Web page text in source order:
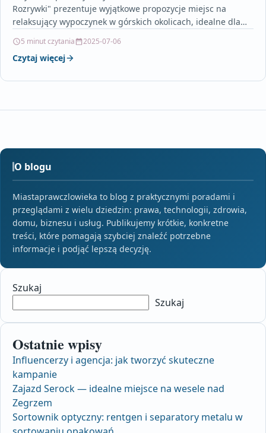
Rozrywki" prezentuje wyjątkowe propozycje miejsc na
relaksujący wypoczynek w górskich okolicach, idealne dla
5 minut czytania 2025-07-06
Czytaj więcej
O blogu
Miastaprawczlowieka to blog z praktycznymi poradami i
przeglądami z wielu dziedzin: prawa, technologii, zdrowia,
domu, biznesu i usług. Publikujemy krótkie, konkretne
treści, które pomagają szybciej znaleźć potrzebne
informacje i podjąć lepszą decyzję.
Szukaj
Szukaj
Ostatnie wpisy
Influencerzy i agencja: jak tworzyć skuteczne
kampanie
Zajazd Serock — idealne miejsce na wesele nad
Zegrzem
Sortownik optyczny: rentgen i separatory metalu w